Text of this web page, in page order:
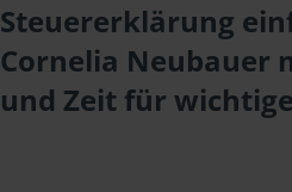
Steuererklärung
Cornelia Neubauer
und Zeit für